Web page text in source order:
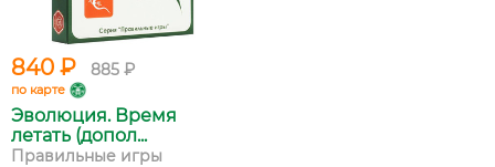
840 ₽ 885 ₽
по карте
Эволюция. Время
летать (допол...
Правильные игры